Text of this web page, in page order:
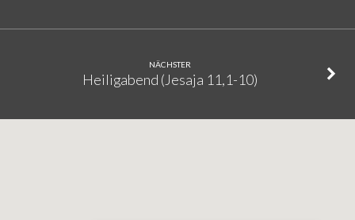
NÄCHSTER
Heiligabend (Jesaja 11,1-10)